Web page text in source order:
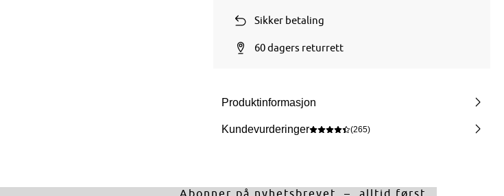
Sikker betaling
60 dagers returrett
Produktinformasjon
Kundevurderinger (265)
Abonner på nyhetsbrevet – alltid først